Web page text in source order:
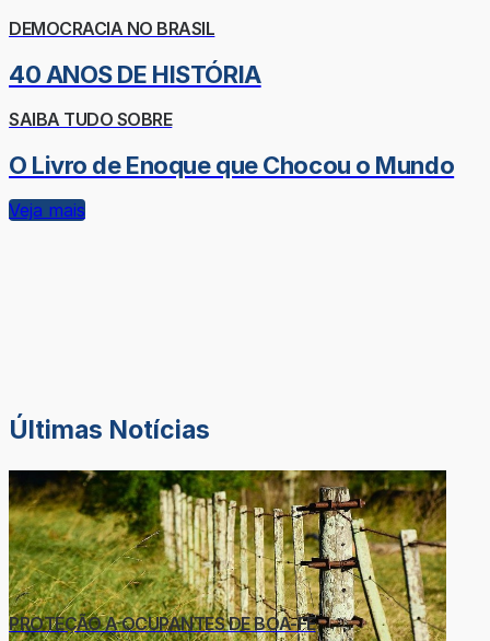
DEMOCRACIA NO BRASIL
40 ANOS DE HISTÓRIA
SAIBA TUDO SOBRE
O Livro de Enoque que Chocou o Mundo
Veja mais
Últimas Notícias
PROTEÇÃO A OCUPANTES DE BOA-FÉ